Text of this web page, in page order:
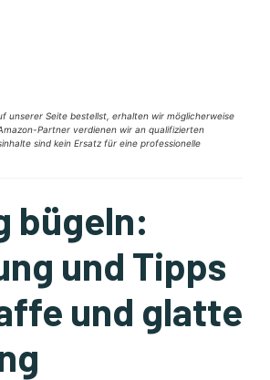
unserer Seite bestellst, erhalten wir möglicherweise
Partner verdienen wir an qualifizierten
sind kein Ersatz für eine professionelle
bügeln:
und Tipps
und glatte